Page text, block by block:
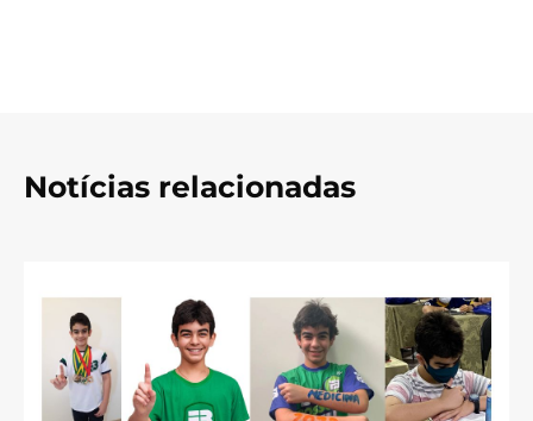
Notícias relacionadas